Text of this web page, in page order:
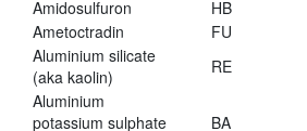
Amidosulfuron
HB
Ametoctradin
FU
Aluminium silicate
(aka kaolin)
RE
Aluminium
potassium sulphate
BA